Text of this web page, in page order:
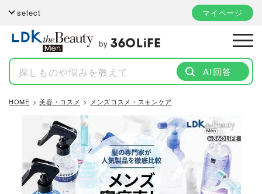
select マイページ
by
AI回答
HOME 美容・コスメ メンズコスメ・スキンケア